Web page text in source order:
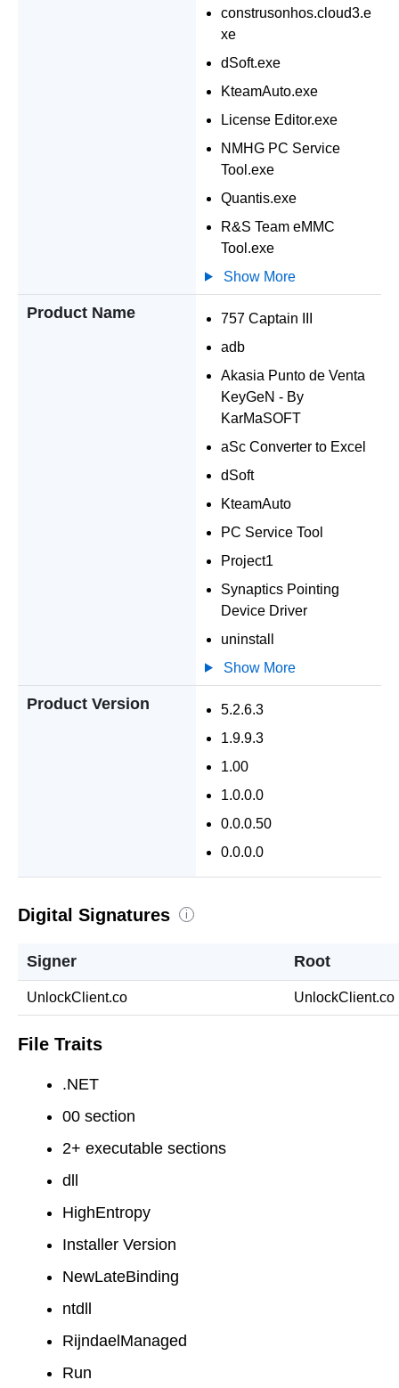
construsonhos.cloud3.e
xe
dSoft.exe
KteamAuto.exe
License Editor.exe
NMHG PC Service
Tool.exe
Quantis.exe
R&S Team eMMC
Tool.exe
Show More
Product Name
757 Captain III
adb
Akasia Punto de Venta
KeyGeN - By
KarMaSOFT
aSc Converter to Excel
dSoft
KteamAuto
PC Service Tool
Project1
Synaptics Pointing
Device Driver
uninstall
Show More
Product Version
5.2.6.3
1.9.9.3
1.00
1.0.0.0
0.0.0.50
0.0.0.0
Digital Signatures i
Signer Root
UnlockClient.co UnlockClient.co
File Traits
.NET
00 section
2+ executable sections
dll
HighEntropy
Installer Version
NewLateBinding
ntdll
RijndaelManaged
Run